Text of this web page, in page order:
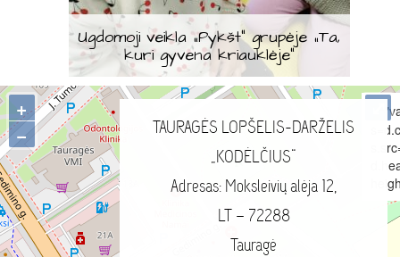
Ugdomoji veikla „Pykšt“ grupėje „Ta,
kuri gyvena kriauklėje“
+
−
⤢
TAURAGĖS LOPŠELIS-DARŽELIS
„KODĖLČIUS“
Adresas: Moksleivių alėja 12,
LT – 72288
Tauragė